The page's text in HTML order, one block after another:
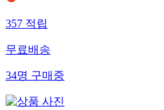
357적립
무료배송
34명구매중